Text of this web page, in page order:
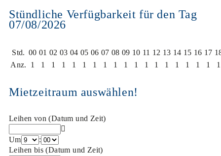
Stündliche Verfügbarkeit für den Tag
07/08/2026
Std. 00 01 02 03 04 05 06 07 08 09 10 11 12 13 14 15 16 17
Anz.
1 1 1 1 1 1 1 1 1 1 1 1 1 1 1 1 1 1 1
Mietzeitraum auswählen!
Leihen von (Datum und Zeit)
Um
:
Leihen bis (Datum und Zeit)